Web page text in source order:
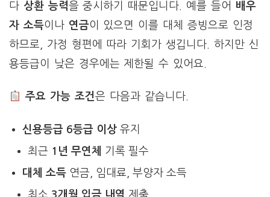
다 상환 능력을 중시하기 때문입니다. 예를 들어 배우
자 소득이나 연금이 있으면 이를 대체 증빙으로 인정
하므로, 가정 형편에 따라 기회가 생깁니다. 하지만 신
용등급이 낮은 경우에는 제한될 수 있어요.
주요 가능 조건은 다음과 같습니다.
신용등급 6등급 이상유지
최근 1년 무연체
기록 필수
대체 소득연금, 임대료, 부양자 소득